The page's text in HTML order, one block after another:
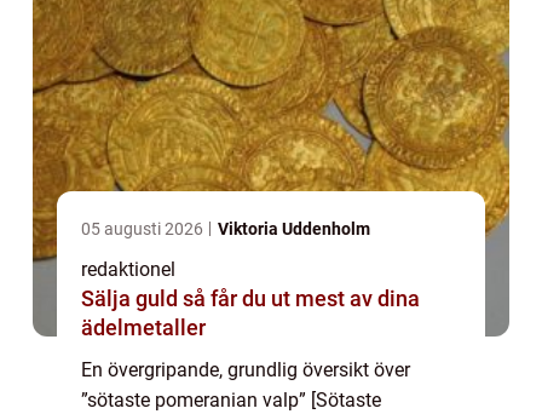
05 augusti 2026 Viktoria Uddenholm
redaktionel
Sälja guld så får du ut mest av dina
ädelmetaller
En övergripande, grundlig översikt över
”sötaste pomeranian valp” [Sötaste